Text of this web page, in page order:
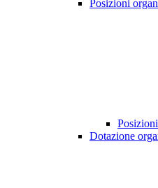
Posizioni
Dotazione